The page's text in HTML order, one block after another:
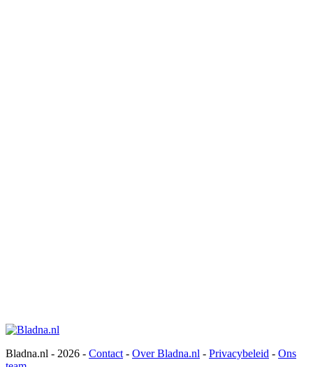
Bladna.nl - 2026 - Contact - Over Bladna.nl - Privacybeleid - Ons